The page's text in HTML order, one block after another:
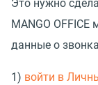
Это нужно
MANGO
данные о
1) войти в